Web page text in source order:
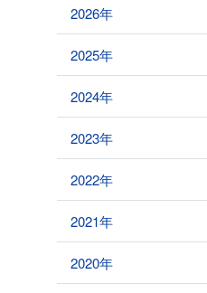
2026年
2025年
2024年
2023年
2022年
2021年
2020年